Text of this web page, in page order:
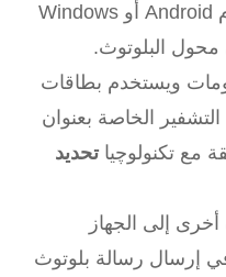
هاتف أو أي جهاز آخر يعمل بنظام Android أو Windows
ويستخدم بطاقات
الخاصة بعنوان
مع تكنولوچيا تحديد
أخرى إلى الجهاز
في إرسال رسالة بلوتوث